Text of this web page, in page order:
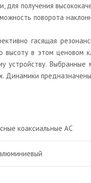
получения
поворота
гасящая
в этом ценовом
Выбранные
Динамики
коаксиальные АС